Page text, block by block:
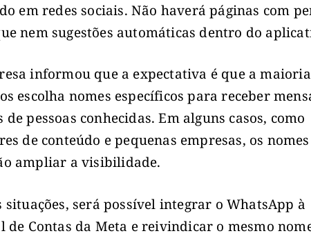
em redes sociais. Não haverá páginas com
nem sugestões automáticas dentro do
informou que a expectativa é que a
escolha nomes específicos para receber
de pessoas conhecidas. Em alguns casos, como
de conteúdo e pequenas empresas, os nomes
ampliar a visibilidade.
situações, será possível integrar o WhatsApp à
de Contas da Meta e reivindicar o mesmo